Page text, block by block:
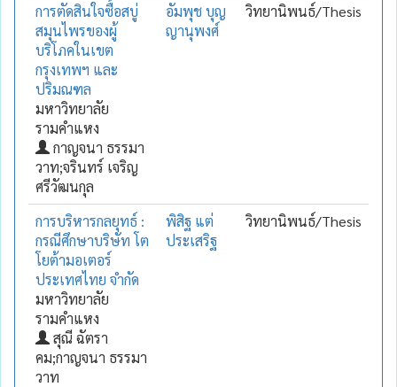
การตัดสินใจซื้อสบู่
สมุนไพรของผู้
บริโภคในเขต
กรุงเทพฯ และ
ปริมณฑล
มหาวิทยาลัย
รามคำแหง
กาญจนา ธรรมา
วาท;จรินทร์ เจริญ
ศรีวัฒนกุล
อัมพุช บุญ
ญานุพงศ์
วิทยานิพนธ์/Thesis
การบริหารกลยุทธ์ :
กรณีศึกษาบริษัท โต
โยต้ามอเตอร์
ประเทศไทย จำกัด
มหาวิทยาลัย
รามคำแหง
สุณี ฉัตรา
คม;กาญจนา ธรรมา
วาท
พิสิฐ แต่
ประเสริฐ
วิทยานิพนธ์/Thesis